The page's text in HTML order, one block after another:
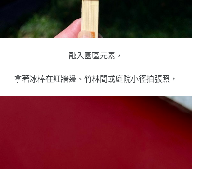
融入園區元素，
拿著冰棒在紅牆邊、竹林間或庭院小徑拍張照，